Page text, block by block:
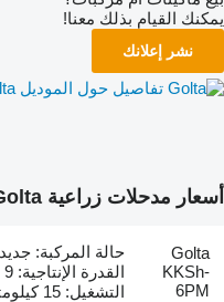
يمكنك القيام بذلك معنا!
نشر إعلانك
تفاصيل حول الموديل Golta
أسعار مدحلات زراعية Golta
Golta
KKSh-
6PM
التشغيل: 15 كيلومتر / ساعة